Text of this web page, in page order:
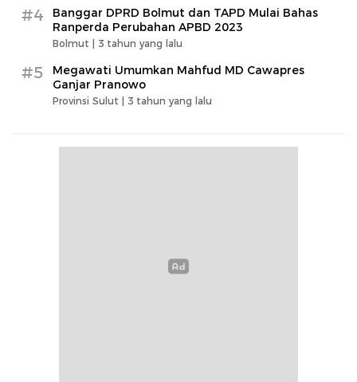
#4
Banggar DPRD Bolmut dan TAPD Mulai Bahas
Ranperda Perubahan APBD 2023
Bolmut | 3 tahun yang lalu
#5
Megawati Umumkan Mahfud MD Cawapres
Ganjar Pranowo
Provinsi Sulut | 3 tahun yang lalu